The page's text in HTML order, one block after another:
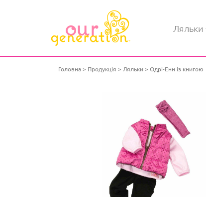
Ляльки
Головна Продукція Ляльки Одрі-Енн із книгою